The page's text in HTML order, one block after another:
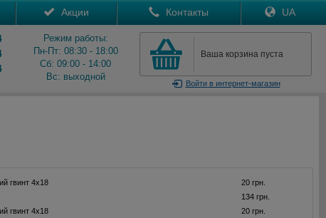
Акции Контакты UA
Режим работы:
Пн-Пт: 08:30 - 18:00
Сб: 09:00 - 14:00
Вс: выходной
Ваша корзина пуста
Войтив интернет-магазин
гвинт 4x18
20 грн.
134 грн.
гвинт 4x18
20 грн.